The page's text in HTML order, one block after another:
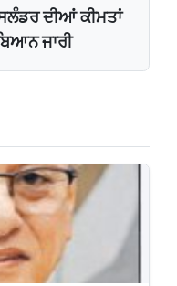
ਦੀਆਂ ਕੀਮਤਾਂ
ਜਾਰੀ